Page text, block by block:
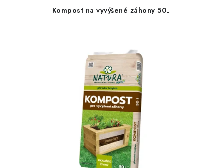
Kompost na vyvýšené záhony 50L